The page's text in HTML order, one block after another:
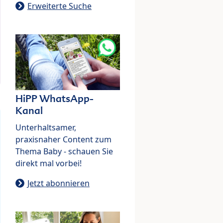
Erweiterte Suche
HiPP WhatsApp-
Kanal
Unterhaltsamer,
praxisnaher Content zum
Thema Baby - schauen Sie
direkt mal vorbei!
Jetzt abonnieren